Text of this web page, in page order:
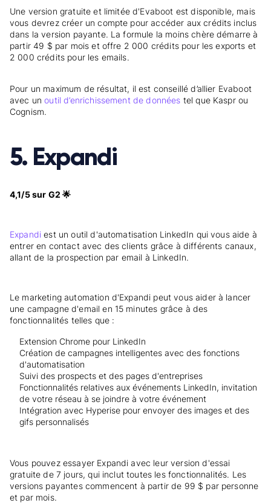
Une version gratuite et limitée d'Evaboot est disponible, mais
vous devrez créer un compte pour accéder aux crédits inclus
dans la version payante. La formule la moins chère démarre à
partir 49 $ par mois et offre 2 000 crédits pour les exports et
2 000 crédits pour les emails.
Pour un maximum de résultat, il est conseillé d’allier Evaboot
avec unoutil d’enrichissement de données tel que Kaspr ou
Cognism.
5. Expandi
4,1/5 sur G2 🌟
Expandi est un outil d'automatisation LinkedIn qui vous aide à
entrer en contact avec des clients grâce à différents canaux,
allant de la prospection par email à LinkedIn.
Le marketing automation d'Expandi peut vous aider à lancer
une campagne d'email en 15 minutes grâce à des
fonctionnalités telles que :
Extension Chrome pour LinkedIn
Création de campagnes intelligentes avec des fonctions
d'automatisation
Suivi des prospects et des pages d'entreprises
Fonctionnalités relatives aux événements LinkedIn, invitation
de votre réseau à se joindre à votre événement
Intégration avec Hyperise pour envoyer des images et des
gifs personnalisés
Vous pouvez essayer Expandi avec leur version d'essai
gratuite de 7 jours, qui inclut toutes les fonctionnalités. Les
versions payantes commencent à partir de 99 $ par personne
et par mois.